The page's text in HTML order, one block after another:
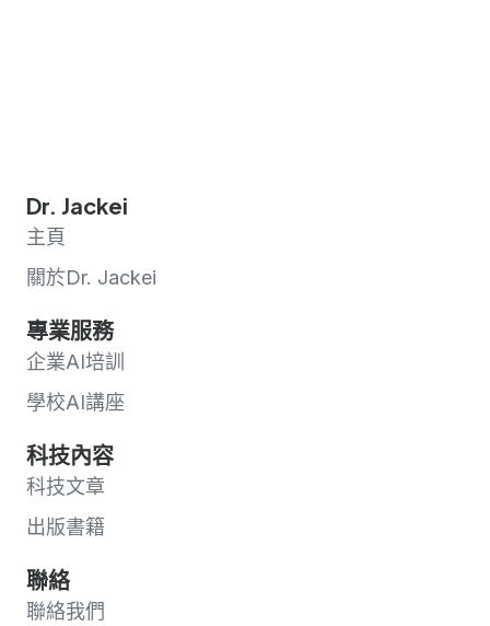
Dr. Jackei
主頁
關於Dr. Jackei
專業服務
企業AI培訓
學校AI講座
科技內容
科技文章
出版書籍
聯絡
聯絡我們